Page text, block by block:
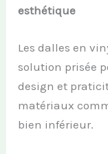
esthétique
Les dalles en
solution prisée
design et
matériaux
bien inférieur.